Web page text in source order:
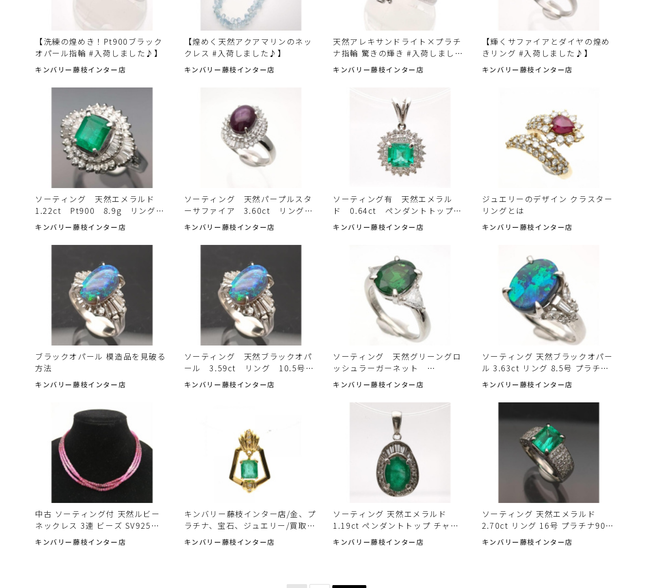
【洗練の煌めき！Pt900ブラック
オパール指輪 #入荷しました♪】
キンバリー藤枝インター店
【煌めく天然アクアマリンのネッ
クレス #入荷しました♪】
キンバリー藤枝インター店
天然アレキサンドライト×プラチ
ナ指輪 驚きの輝き #入荷しました
♪
キンバリー藤枝インター店
【輝くサファイアとダイヤの煌め
きリング #入荷しました♪】
キンバリー藤枝インター店
ソーティング 天然エメラルド
1.22ct Pt900 8.9g リング
指輪 14号 ジュエリー プラチ
ナ Emerald 中古入荷しました
キンバリー藤枝インター店
ソーティング 天然パープルスタ
ーサファイア 3.60ct リング
9.5号 Pt900 7.2g ダイヤ
0.40ct 磨き済 中古入荷しまし
た♪
キンバリー藤枝インター店
ソーティング有 天然エメラル
ド 0.64ct ペンダントトップ
2.3g Pt900 チャーム カラー
ストーン 中古 入荷しました♪
キンバリー藤枝インター店
ジュエリーのデザイン クラスター
リングとは
キンバリー藤枝インター店
ブラックオパール 模造品を見破る
方法
キンバリー藤枝インター店
ソーティング 天然ブラックオパ
ール 3.59ct リング 10.5号
Pt900 8.7g 指輪 ジュエリ
ー Black Opal 中古入荷しまし
キンバリー藤枝インター店
ソーティング 天然グリーングロ
ッシュラーガーネット
3.548ct リング 9号 6.8g
0.413ct プラチナ 指輪 磨き済入
荷しました♪
キンバリー藤枝インター店
ソーティング 天然ブラックオパー
ル 3.63ct リング 8.5号 プラチナ
900 8.4g 指輪 中古 入荷しました
♪
キンバリー藤枝インター店
中古 ソーティング付 天然ルビー
ネックレス 3連 ビーズ SV925
27.7g 42cm カラーストーン
Ruby 入荷しました♪
キンバリー藤枝インター店
キンバリー藤枝インター店/金、プ
ラチナ、宝石、ジュエリー/買取、
販売、質預かり/貴金属の買取はキ
ンバリーへ
キンバリー藤枝インター店
ソーティング 天然エメラルド
1.19ct ペンダントトップ チャー
ム プラチナ900 3.5g 宝石 磨き済
中古 入荷しました♪
キンバリー藤枝インター店
ソーティング 天然エメラルド
2.70ct リング 16号 プラチナ900
9.3g ダイヤ 磨き済 指輪 宝石 中
古 入荷しました♪
キンバリー藤枝インター店